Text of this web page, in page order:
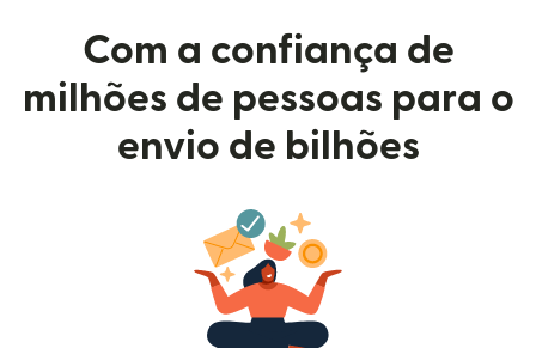
Com a confiança de
milhões de pessoas para o
envio de bilhões